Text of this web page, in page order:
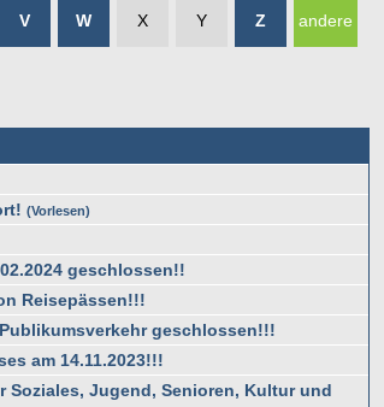
V W X Y Z andere
Vorlesen
geschlossen!!
Reisepässen!!!
geschlossen!!!
am 14.11.2023!!!
Jugend, Senioren, Kultur und